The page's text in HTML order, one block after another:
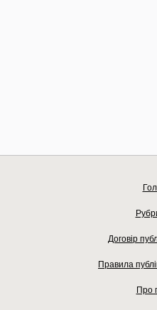
Договір
Правила
Про